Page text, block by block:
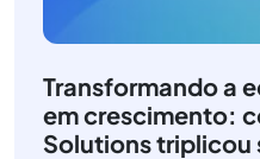
Transformando a
em crescimento:
Solutions triplicou